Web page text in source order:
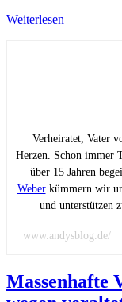
Weiterlesen
Verheiratet, Vater
Herzen. Schon immer
über 15 Jahren
Weberkümmern wir
und unterstützen
www.andysblog.de/
Massenhafte